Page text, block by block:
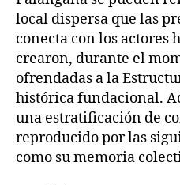
local dispersa que las
conecta con los actores
crearon, durante el
ofrendadas a la
histórica fundacional.
una estratificación de
reproducido por las
como su memoria